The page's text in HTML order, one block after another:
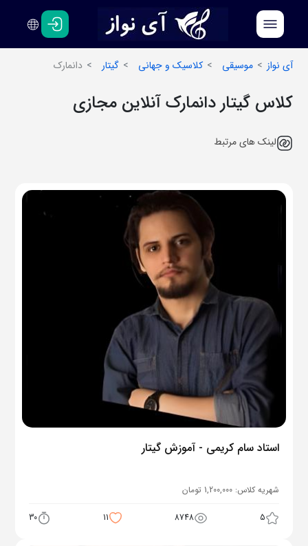
فارسی
انگلیسی
آی نواز
موسیقی کلاسیک و جهانی گیتار دانمارک
کلاس گیتار دانمارک آنلاین مجازی
لینک های مرتبط
استاد سام کریمی - آموزش گیتار
شهریه کلاس: 1,200,000 تومان
5
8748
11
30